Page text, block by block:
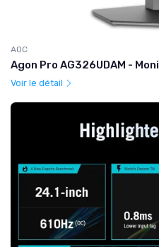
AOC
Agon Pro AG326UDAM -
Voir le détail